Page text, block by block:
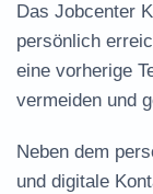
Das Jobcenter
persönlich
eine vorherige
vermeiden und
Neben dem
und digitale